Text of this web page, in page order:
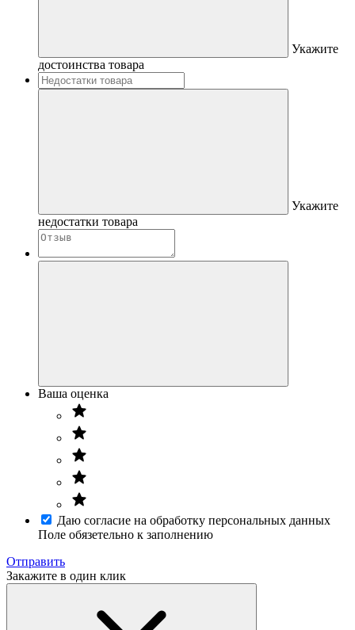
Укажите
достоинства товара
Укажите
недостатки товара
Ваша оценка
Даю согласие на обработку персональных данных
Поле обязетельно к заполнению
Отправить
Закажите в один клик